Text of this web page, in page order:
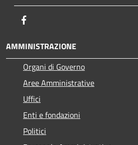
AMMINISTRAZIONE
Organi di Governo
Aree Amministrative
Uffici
Enti e fondazioni
Politici